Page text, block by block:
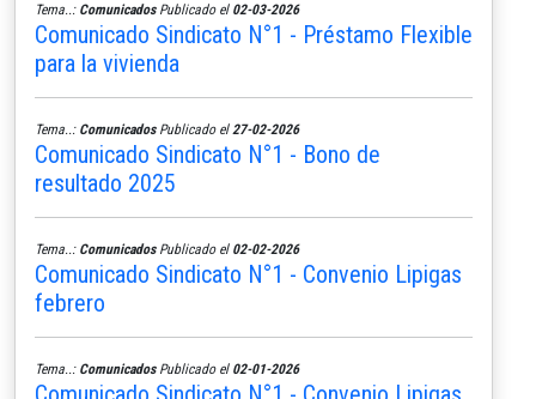
Tema..: ComunicadosPublicado el 02-03-2026
Comunicado Sindicato N°1 - Préstamo Flexible
para la vivienda
Tema..: ComunicadosPublicado el 27-02-2026
Comunicado Sindicato N°1 - Bono de
resultado 2025
Tema..: ComunicadosPublicado el 02-02-2026
Comunicado Sindicato N°1 - Convenio Lipigas
febrero
Tema..: ComunicadosPublicado el 02-01-2026